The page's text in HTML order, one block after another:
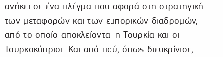
ανήκει σε ένα πλέγμα που αφορά στη στρατηγική
των μεταφορών και των εμπορικών διαδρομών,
από το οποίο αποκλείονται η Τουρκία και οι
Τουρκοκύπριοι. Και από πού, όπως διευκρίνισε,